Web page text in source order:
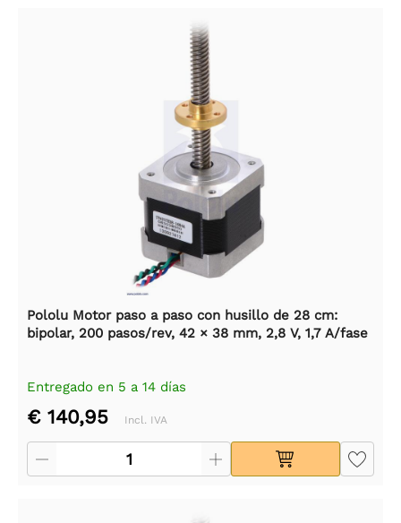
Pololu Motor paso a paso con husillo de 28 cm:
bipolar, 200 pasos/rev, 42 × 38 mm, 2,8 V, 1,7 A/fase
Entregado en 5 a 14 días
€ 140,95 Incl. IVA